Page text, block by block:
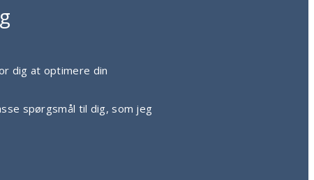
dig at optimere din
spørgsmål til dig, som jeg